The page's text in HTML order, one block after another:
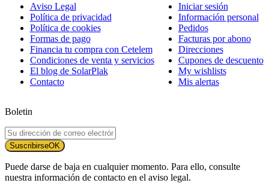
Aviso Legal
Política de privacidad
Política de cookies
Formas de pago
Financia tu compra con Cetelem
Condiciones de venta y servicios
El blog de SolarPlak
Contacto
Iniciar sesión
Información personal
Pedidos
Facturas por abono
Direcciones
Cupones de descuento
My wishlists
Mis alertas
Boletin
SuscribirseOK
Puede darse de baja en cualquier momento. Para ello, consulte
nuestra información de contacto en el aviso legal.